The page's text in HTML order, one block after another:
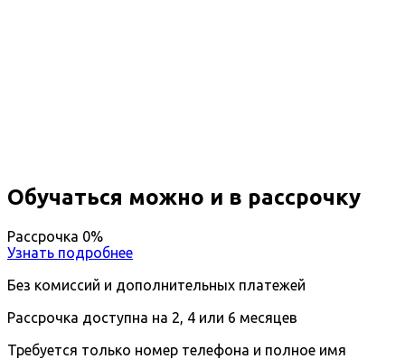
Обучаться можно и в рассрочку
Рассрочка 0%
Узнать подробнее
Без комиссий и дополнительных платежей
Рассрочка доступна на 2, 4 или 6 месяцев
Требуется только номер телефона и полное имя